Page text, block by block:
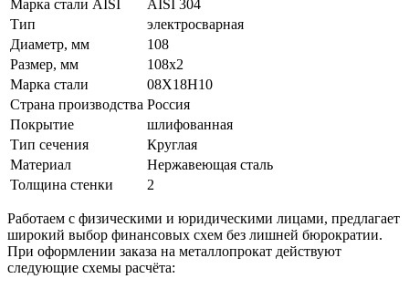
Марка стали AISI
AISI 304
Тип
электросварная
Диаметр, мм
108
Размер, мм
108х2
Марка стали
08Х18Н10
Страна производства Россия
Покрытие
шлифованная
Тип сечения
Круглая
Материал
Нержавеющая сталь
Толщина стенки
2
Работаем с физическими и юридическими лицами, предлагает
широкий выбор финансовых схем без лишней бюрократии.
При оформлении заказа на металлопрокат действуют
следующие схемы расчёта: